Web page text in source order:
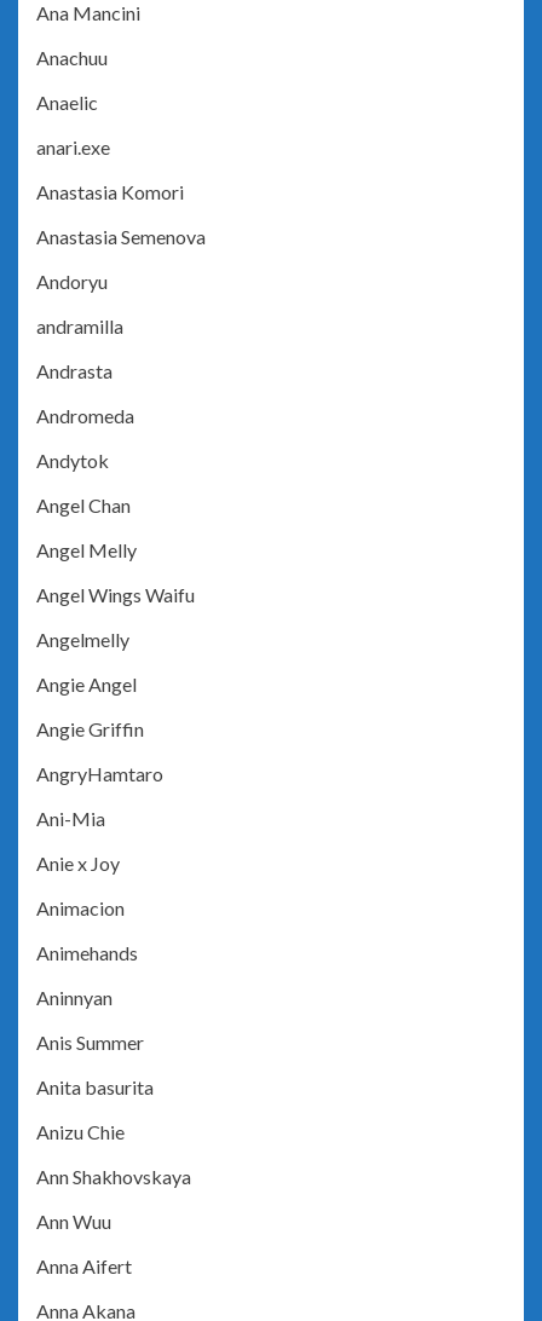
Ana Mancini
Anachuu
Anaelic
anari.exe
Anastasia Komori
Anastasia Semenova
Andoryu
andramilla
Andrasta
Andromeda
Andytok
Angel Chan
Angel Melly
Angel Wings Waifu
Angelmelly
Angie Angel
Angie Griffin
AngryHamtaro
Ani-Mia
Anie x Joy
Animacion
Animehands
Aninnyan
Anis Summer
Anita basurita
Anizu Chie
Ann Shakhovskaya
Ann Wuu
Anna Aifert
Anna Akana